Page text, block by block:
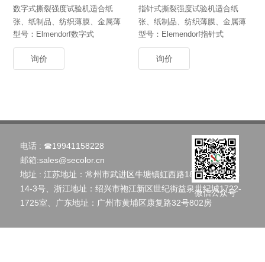
数字式撕裂强度试验机适合纸
张、纸制品、纺织薄膜、金属薄
片、包装材料等撕裂度测试。
型号：Elmendorf数字式
询价
指针式撕裂强度试验机适合纸
张、纸制品、纺织薄膜、金属薄
片、包装材料等撕裂度测试。
型号：Elemendorf指针式
询价
微信公众号
电话 : ☎19941158228
邮箱:sales@secolor.cn
地址 : 江苏地址：常州市武进区牛塘镇虹西路186号创智云谷
14-3号、浙江地址：绍兴市袍江新区世纪街益泉世纪城1722-
1725室、广东地址：广州市黄埔区康复路32号802房